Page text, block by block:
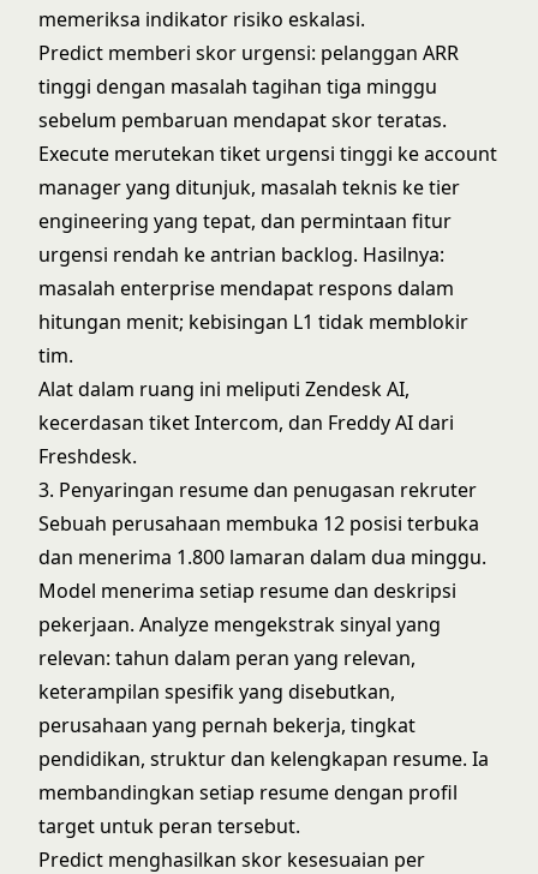
memeriksa indikator risiko eskalasi.
Predict memberi skor urgensi: pelanggan ARR
tinggi dengan masalah tagihan tiga minggu
sebelum pembaruan mendapat skor teratas.
Execute merutekan tiket urgensi tinggi ke account
manager yang ditunjuk, masalah teknis ke tier
engineering yang tepat, dan permintaan fitur
urgensi rendah ke antrian backlog. Hasilnya:
masalah enterprise mendapat respons dalam
hitungan menit; kebisingan L1 tidak memblokir
tim.
Alat dalam ruang ini meliputi Zendesk AI,
kecerdasan tiket Intercom, dan Freddy AI dari
Freshdesk.
3. Penyaringan resume dan penugasan rekruter
Sebuah perusahaan membuka 12 posisi terbuka
dan menerima 1.800 lamaran dalam dua minggu.
Model menerima setiap resume dan deskripsi
pekerjaan. Analyze mengekstrak sinyal yang
relevan: tahun dalam peran yang relevan,
keterampilan spesifik yang disebutkan,
perusahaan yang pernah bekerja, tingkat
pendidikan, struktur dan kelengkapan resume. Ia
membandingkan setiap resume dengan profil
target untuk peran tersebut.
Predict menghasilkan skor kesesuaian per